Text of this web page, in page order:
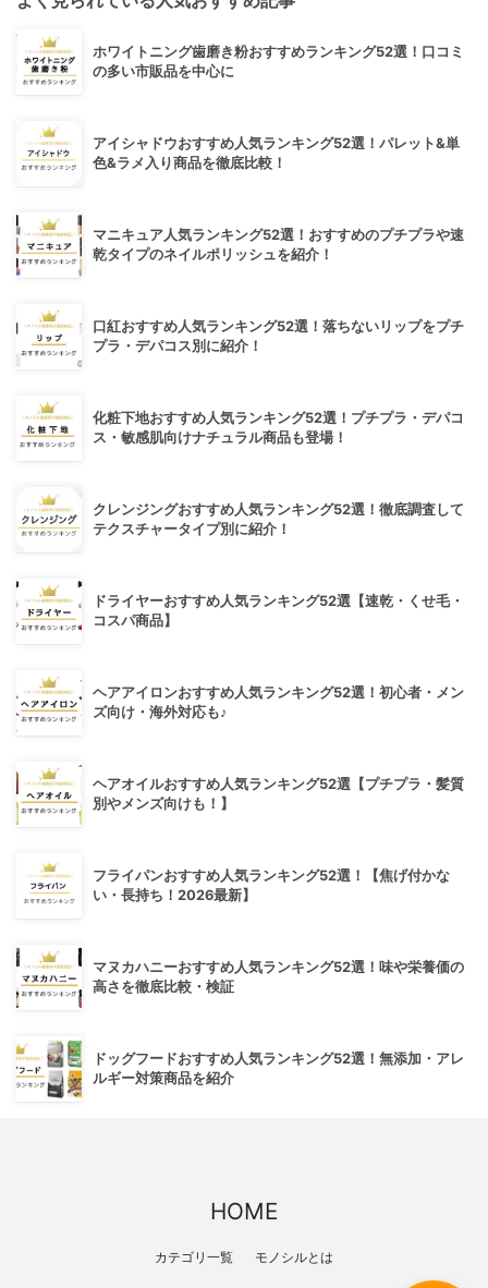
ホワイトニング歯磨き粉おすすめランキング52選！口コミ
の多い市販品を中心に
アイシャドウおすすめ人気ランキング52選！パレット&単
色&ラメ入り商品を徹底比較！
マニキュア人気ランキング52選！おすすめのプチプラや速
乾タイプのネイルポリッシュを紹介！
口紅おすすめ人気ランキング52選！落ちないリップをプチ
プラ・デパコス別に紹介！
化粧下地おすすめ人気ランキング52選！プチプラ・デパコ
ス・敏感肌向けナチュラル商品も登場！
クレンジングおすすめ人気ランキング52選！徹底調査して
テクスチャータイプ別に紹介！
ドライヤーおすすめ人気ランキング52選【速乾・くせ毛・
コスパ商品】
ヘアアイロンおすすめ人気ランキング52選！初心者・メン
ズ向け・海外対応も♪
ヘアオイルおすすめ人気ランキング52選【プチプラ・髪質
別やメンズ向けも！】
フライパンおすすめ人気ランキング52選！【焦げ付かな
い・長持ち！2026最新】
マヌカハニーおすすめ人気ランキング52選！味や栄養価の
高さを徹底比較・検証
ドッグフードおすすめ人気ランキング52選！無添加・アレ
ルギー対策商品を紹介
HOME
カテゴリ一覧 モノシルとは